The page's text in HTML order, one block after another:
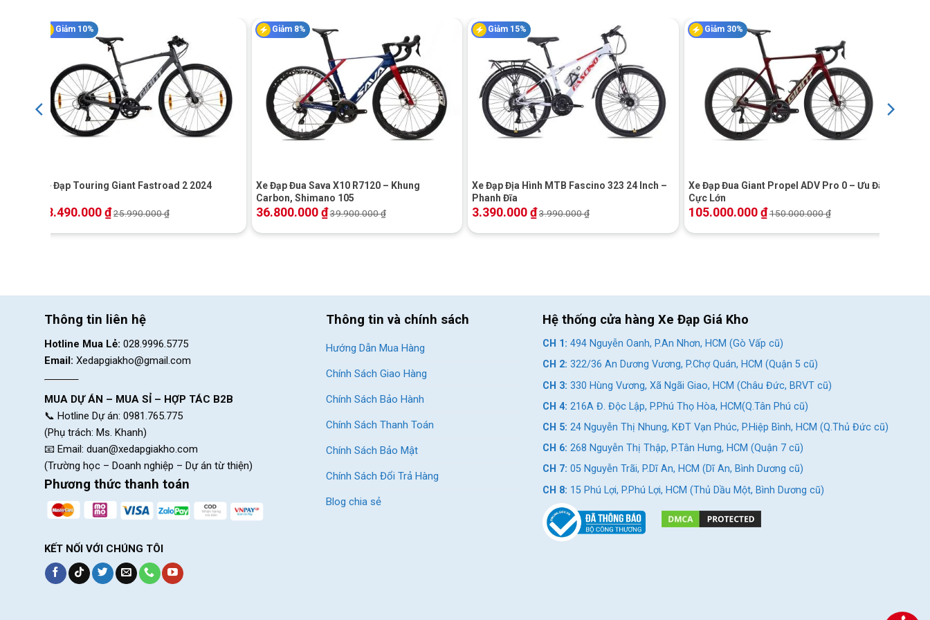
Màu sắc Nâu
Phuộc
Fox 36 Rhythm, GRIP damper, 37mm offset, 160mm, 15×110 Kabolt,
custom tuned for Giant
Giảm xóc Fox Float DPS Performance, 185/55, custom tuned for Giant
BỘ TRUYỀN ĐỘNG
Shimano Deore BR-MT520, hydraulic, Shimano RT-66 rotors
Tay thắng Shimano Deore BL-MT501
Bộ líp SRAM NX Eagle, 11×50
Chuyển líp SRAM NX Eagle
Sên xe
Giò đĩa
XL:170mm
B.B/Bottom Bracket SRAM DUB, press fit
HỆ THỐNG BÁNH
Giảm 10%
Xe Đạp Touring Giant Fastroad 2 2024
23.490.000₫25.990.000₫
Giảm 8%
Xe Đạp Đua Sava X10 R7120 – Khung
Carbon, Shimano 105
36.800.000₫39.900.000₫
Giảm 15%
Xe Đạp Địa Hình MTB Fascino 323 24 Inch –
Phanh Đĩa
3.390.000₫3.990.000₫
Giảm 30%
Xe Đạp Đua Giant Propel ADV Pro 0 – Ưu Đãi
Cực Lớn
105.000.000₫150.000.000₫
Thông tin liên hệ
Hotline Mua Lẻ: 028.9996.5775
Email: Xedapgiakho@gmail.com
MUA DỰ ÁN – MUA SỈ – HỢP TÁC B2B
📞 Hotline Dự án: 0981.765.775
(Phụ trách: Ms. Khanh)
📧 Email: duan@xedapgiakho.com
(Trường học – Doanh nghiệp – Dự án từ thiện)
Phương thức thanh toán
KẾT NỐI VỚI CHÚNG TÔI
Thông tin và chính sách
Hướng Dẫn Mua Hàng
Chính Sách Giao Hàng
Chính Sách Bảo Hành
Chính Sách Thanh Toán
Chính Sách Bảo Mật
Chính Sách Đổi Trả Hàng
Blog chia sẻ
Hệ thống cửa hàng Xe Đạp Giá Kho
CH 1: 494 Nguyễn Oanh, P.An Nhơn, HCM (Gò Vấp cũ)
CH 2: 322/36 An Dương Vương, P.Chợ Quán, HCM (Quận 5 cũ)
CH 3: 330 Hùng Vương, Xã Ngãi Giao, HCM (Châu Đức, BRVT cũ)
CH 4: 216A Đ. Độc Lập, P.Phú Thọ Hòa, HCM(Q.Tân Phú cũ)
CH 5: 24 Nguyễn Thị Nhung, KĐT Vạn Phúc, P.Hiệp Bình, HCM (Q.Thủ Đức cũ)
CH 6: 268 Nguyễn Thị Thập, P.Tân Hưng, HCM (Quận 7 cũ)
CH 7: 05 Nguyễn Trãi, P.Dĩ An, HCM (Dĩ An, Bình Dương cũ)
CH 8: 15 Phú Lợi, P.Phú Lợi, HCM (Thủ Dầu Một, Bình Dương cũ)